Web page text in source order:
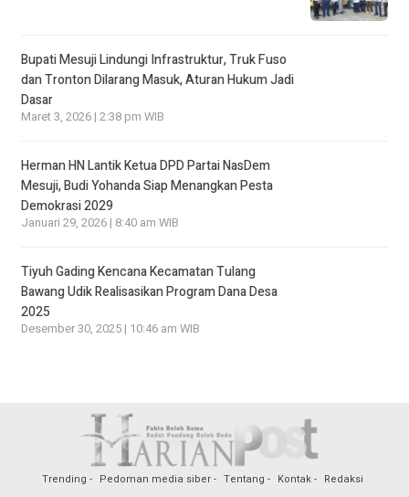
Bupati Mesuji Lindungi Infrastruktur, Truk Fuso
dan Tronton Dilarang Masuk, Aturan Hukum Jadi
Dasar
Maret 3, 2026 | 2:38 pm WIB
Herman HN Lantik Ketua DPD Partai NasDem
Mesuji, Budi Yohanda Siap Menangkan Pesta
Demokrasi 2029
Januari 29, 2026 | 8:40 am WIB
Tiyuh Gading Kencana Kecamatan Tulang
Bawang Udik Realisasikan Program Dana Desa
2025
Desember 30, 2025 | 10:46 am WIB
Trending Pedoman media siber Tentang Kontak Redaksi